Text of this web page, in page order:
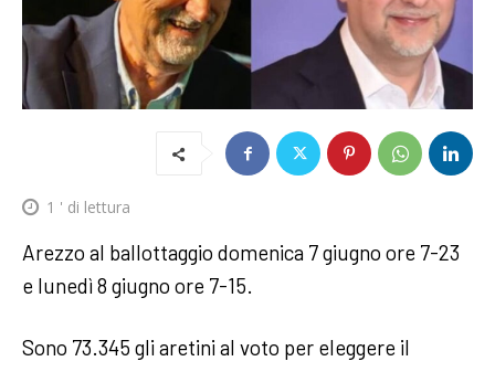
1 ' di lettura
Arezzo al ballottaggio domenica 7 giugno ore 7-23
e lunedì 8 giugno ore 7-15.
Sono 73.345 gli aretini al voto per eleggere il